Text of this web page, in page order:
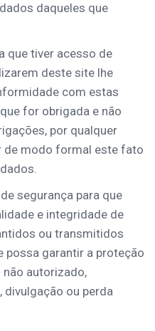
daqueles que
que tiver acesso de
deste site lhe
com estas
for obrigada e não
por qualquer
de modo formal este fato
segurança para que
e integridade de
ou transmitidos
possa garantir a proteção
autorizado,
ou perda